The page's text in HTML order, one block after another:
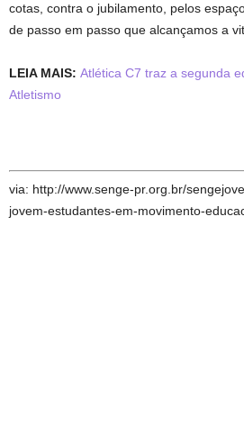
cotas, contra o jubilamento, pelos
de passo em passo que alcançamos a
LEIA MAIS: Atlética C7 traz a segunda
Atletismo
via: http://www.senge-pr.org.br/
jovem-estudantes-em-movimento-